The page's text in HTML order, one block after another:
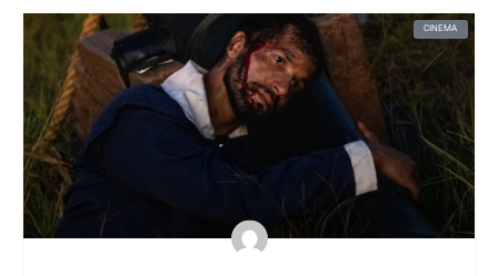
CINEMA